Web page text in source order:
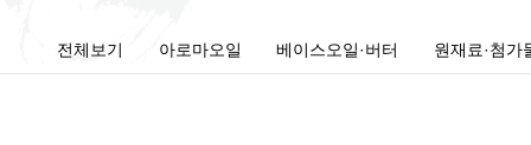
전체보기 아로마오일 베이스오일·버터 원재료·첨가